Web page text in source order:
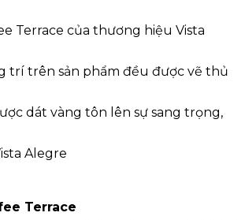
Terrace của thương hiệu Vista
trí trên sản phẩm đều được vẽ thủ
dát vàng tôn lên sự sang trọng,
Alegre
Terrace